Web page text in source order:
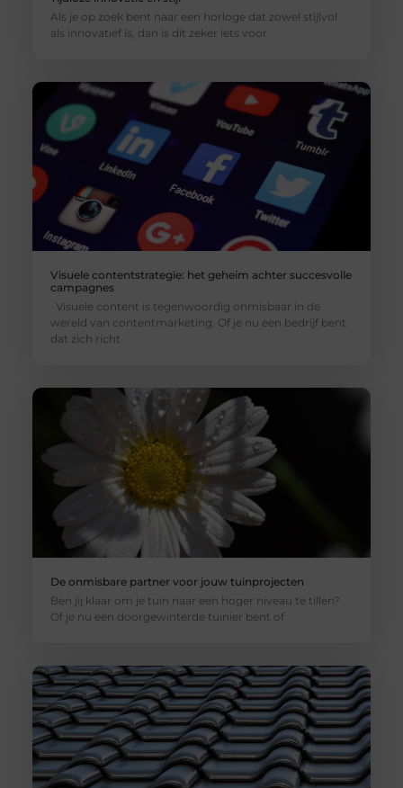
Als je op zoek bent naar een horloge dat zowel stijlvol
als innovatief is, dan is dit zeker iets voor
Visuele contentstrategie: het geheim achter succesvolle
campagnes
Visuele content is tegenwoordig onmisbaar in de
wereld van contentmarketing. Of je nu een bedrijf bent
dat zich richt
De onmisbare partner voor jouw tuinprojecten
Ben jij klaar om je tuin naar een hoger niveau te tillen?
Of je nu een doorgewinterde tuinier bent of